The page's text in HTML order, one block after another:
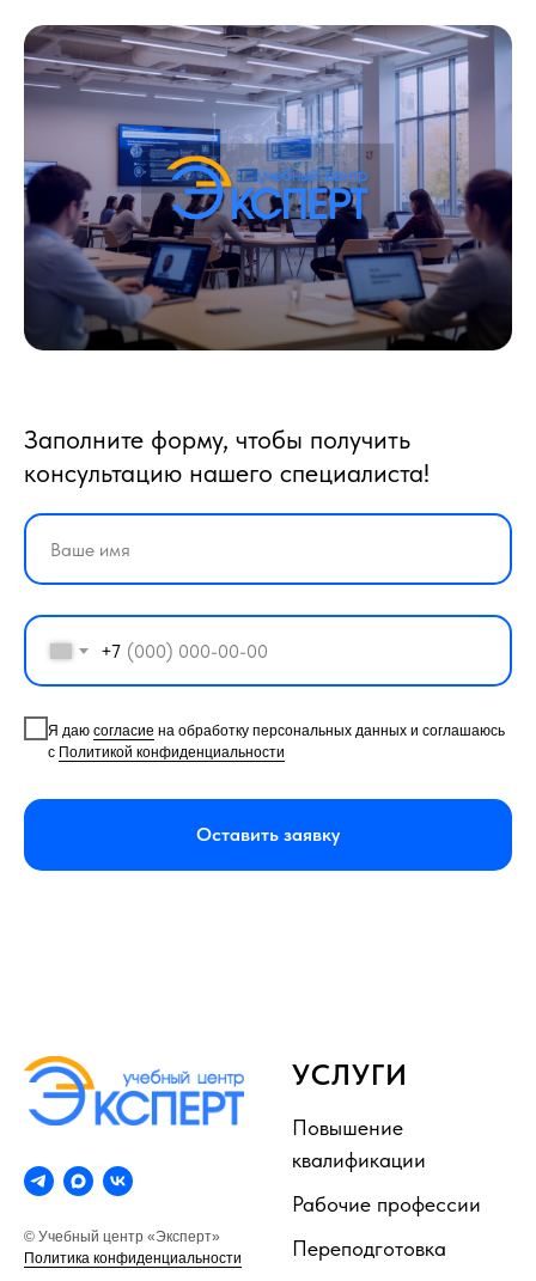
Заполните форму, чтобы получить
консультацию нашего специалиста!
+7
Я даю согласие на обработку персональных данных и соглашаюсь
с Политикой конфиденциальности
Оставить заявку
© Учебный центр «Эксперт»
Политика конфиденциальности
УСЛУГИ
Повышение
квалификации
Рабочие профессии
Переподготовка